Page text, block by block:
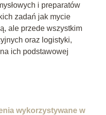
i preparatów
zadań jak mycie
ale przede wszystkim
oraz logistyki,
ich podstawowej
wykorzystywane w